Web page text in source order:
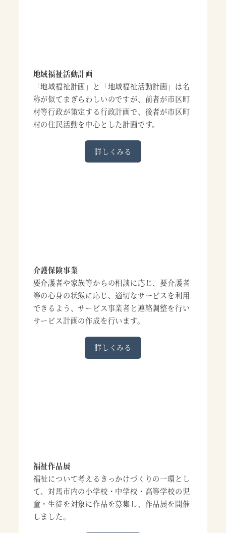
地域福祉活動計画
「地域福祉計画」と「地域福祉活動計画」は名
称が似てまぎらわしいのですが、前者が市区町
村等行政が策定する行政計画で、後者が市区町
村の住民活動を中心とした計画です。
詳しくみる
介護保険事業
要介護者や家族等からの相談に応じ、要介護者
等の心身の状態に応じ、適切なサービスを利用
できるよう、サービス事業者と連絡調整を行い
サービス計画の作成を行います。
詳しくみる
福祉作品展
福祉について考えるきっかけづくりの一環とし
て、対馬市内の小学校・中学校・高等学校の児
童・生徒を対象に作品を募集し、作品展を開催
しました。